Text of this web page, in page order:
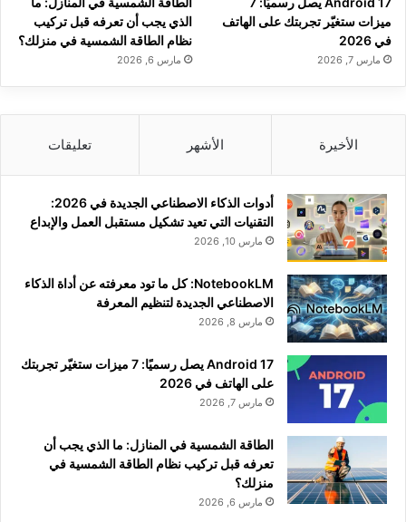
ميزات ستغيّر تجربتك على الهاتف
في 2026
مارس 7, 2026
الذي يجب أن تعرفه قبل تركيب
نظام الطاقة الشمسية في منزلك؟
مارس 6, 2026
الأخيرة الأشهر تعليقات
أدوات الذكاء الاصطناعي الجديدة في 2026:
التقنيات التي تعيد تشكيل مستقبل العمل والإبداع
مارس 10, 2026
NotebookLM: كل ما تود معرفته عن أداة الذكاء
الاصطناعي الجديدة لتنظيم المعرفة
مارس 8, 2026
Android 17 يصل رسميًا: 7 ميزات ستغيّر تجربتك
على الهاتف في 2026
مارس 7, 2026
الطاقة الشمسية في المنازل: ما الذي يجب أن
تعرفه قبل تركيب نظام الطاقة الشمسية في
منزلك؟
مارس 6, 2026